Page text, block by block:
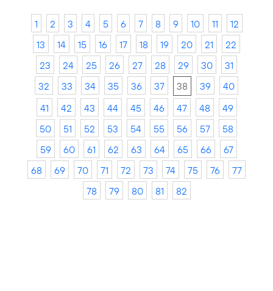
1 2 3 4 5 6 7 8 9 10 11
12
13
14 15 16 17 18 19 20 21
22
23
24 25 26 27 28 29 30
31
32
33 34 35 36 37 38 39
40
41
42 43 44 45 46 47 48
49
50
51 52 53 54 55 56 57
58
59
60 61 62 63 64 65 66
67
68
69 70 71 72 73 74 75 76
77
78
79 80 81 82